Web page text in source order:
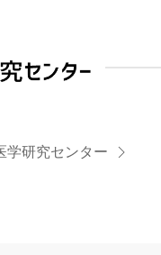
学研究センター